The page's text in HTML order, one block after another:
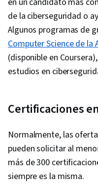
ATT&CK
Hardening,
Auditing,
Legal
de la ciberseguridad o
Algunos programas de
Computer Science de la
(disponible en
estudios en
Certificaciones
Normalmente, las
pueden solicitar al
más de 300
siempre es la misma.